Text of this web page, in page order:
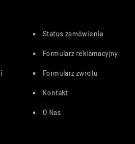
i
Status zamówienia
Formularz reklamacyjny
Formularz zwrotu
Kontakt
O Nas